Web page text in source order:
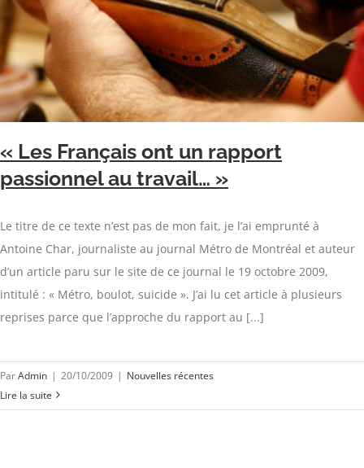
« Les Français ont un rapport
passionnel au travail… »
Le titre de ce texte n’est pas de mon fait, je l’ai emprunté à
Antoine Char, journaliste au journal Métro de Montréal et auteur
d’un article paru sur le site de ce journal le 19 octobre 2009,
intitulé : « Métro, boulot, suicide ». J’ai lu cet article à plusieurs
reprises parce que l’approche du rapport au [...]
ParAdmin | 20/10/2009 | Nouvelles récentes
Lire la suite